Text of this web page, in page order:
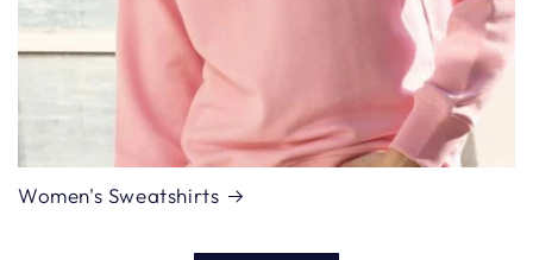
Women's Sweatshirts